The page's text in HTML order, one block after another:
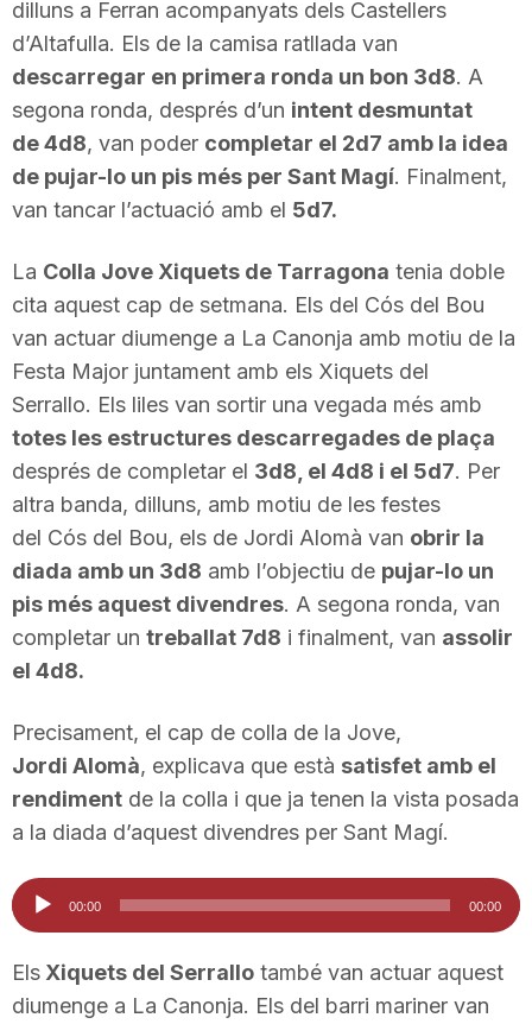
n
a
dilluns a Ferran acompanyats dels Castellers
d’Altafulla. Els de la camisa ratllada van
descarregar en primera ronda un bon 3d8. A
segona ronda, després d’un intent desmuntat
de 4d8, van poder completar el 2d7 amb la idea
de pujar-lo un pis més per Sant Magí. Finalment,
van tancar l’actuació amb el 5d7.
La Colla Jove Xiquets de Tarragona tenia doble
cita aquest cap de setmana. Els del Cós del Bou
van actuar diumenge a La Canonja amb motiu de la
Festa Major juntament amb els Xiquets del
Serrallo. Els liles van sortir una vegada més amb
totes les estructures descarregades de plaça
després de completar el 3d8, el 4d8 i el 5d7. Per
altra banda, dilluns, amb motiu de les festes
del Cós del Bou, els de Jordi Alomà van obrir la
diada amb un 3d8 amb l’objectiu de pujar-lo un
pis més aquest divendres. A segona ronda, van
completar un treballat 7d8 i finalment, van assolir
el 4d8.
Precisament, el cap de colla de la Jove,
Jordi Alomà, explicava que està satisfet amb el
rendiment de la colla i que ja tenen la vista posada
a la diada d’aquest divendres per Sant Magí.
Reproductor
d'àudio
00:00 00:00
Els Xiquets del Serrallo també van actuar aquest
diumenge a La Canonja. Els del barri mariner van